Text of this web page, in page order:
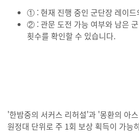
① : 현재 진행 중인 군단장 레이드
② : 관문 도전 가능 여부와 남은
횟수를 확인할 수 있습니다.
'한밤중의 서커스 리허설'과 '몽환의 아
원정대 단위로 주 1회 보상 획득이 가능